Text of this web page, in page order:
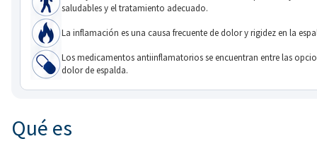
saludables y el tratamiento adecuado.
La inflamación es una causa frecuente de dolor y rigidez en la
Los medicamentos antiinflamatorios se encuentran entre las
dolor de espalda.
Qué es